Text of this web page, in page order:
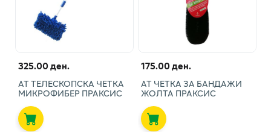
325.00 ден.
АТ ТЕЛЕСКОПСКА ЧЕТКА
МИКРОФИБЕР ПРАКСИС
175.00 ден.
АТ ЧЕТКА ЗА БАНДАЖИ
ЖОЛТА ПРАКСИС